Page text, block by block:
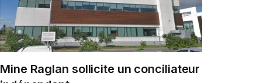
Mine Raglan sollicite un conciliateur